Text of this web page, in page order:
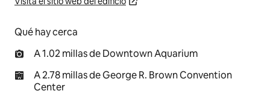
Qué hay cerca
A 1.02 millas de Downtown Aquarium
A 2.78 millas de George R. Brown Convention
Center